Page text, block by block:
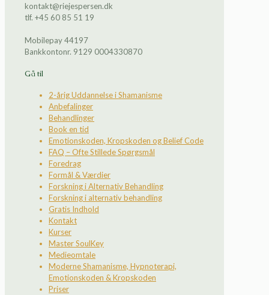
kontakt@riejespersen.dk
tlf. +45 60 85 51 19
Mobilepay 44197
Bankkontonr. 9129 0004330870
Gå til
2-årig Uddannelse i Shamanisme
Anbefalinger
Behandlinger
Book en tid
Emotionskoden, Kropskoden og Belief Code
FAQ – Ofte Stillede Spørgsmål
Foredrag
Formål & Værdier
Forskning i Alternativ Behandling
Forskning i alternativ behandling
Gratis Indhold
Kontakt
Kurser
Master SoulKey
Medieomtale
Moderne Shamanisme, Hypnoterapi,
Emotionskoden & Kropskoden
Priser